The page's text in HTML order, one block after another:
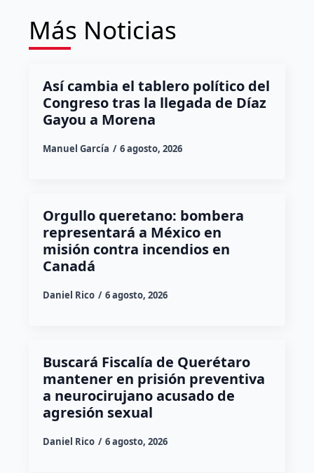
Más Noticias
Así cambia el tablero político del
Congreso tras la llegada de Díaz
Gayou a Morena
Manuel García 6 agosto, 2026
Orgullo queretano: bombera
representará a México en
misión contra incendios en
Canadá
Daniel Rico 6 agosto, 2026
Buscará Fiscalía de Querétaro
mantener en prisión preventiva
a neurocirujano acusado de
agresión sexual
Daniel Rico 6 agosto, 2026